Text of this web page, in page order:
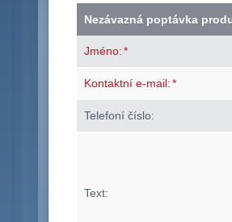
Nezávazná poptávka
Jméno: *
Kontaktní e-mail: *
Telefoní číslo:
Text: